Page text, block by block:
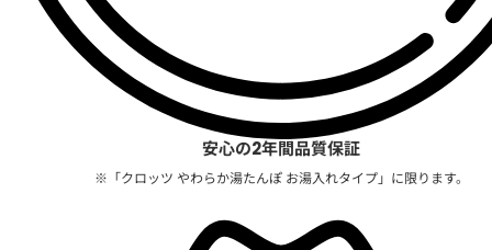
安心の2年間品質保証
※「クロッツ やわらか湯たんぽ お湯入れタイプ」に限ります。